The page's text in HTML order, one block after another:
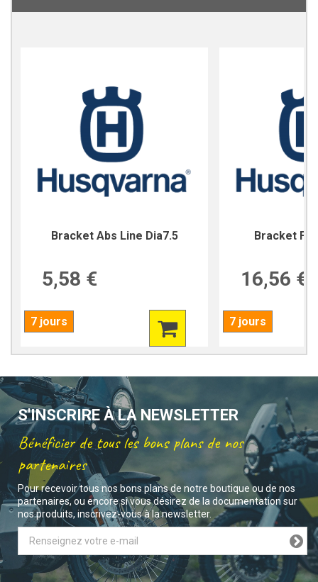
Bracket Abs Line Dia7.5
5,58 €
7 jours
Bracket
16,56 €
7 jours
S'INSCRIRE À LA NEWSLETTER
Bénéficier de tous les bons plans de nos
partenaires
Pour recevoir tous nos bons plans de notre boutique ou de nos
partenaires, ou encore si vous désirez de la documentation sur
nos produits, inscrivez-vous à la newsletter.